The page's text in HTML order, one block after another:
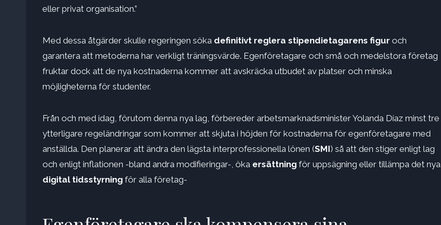
eller privat organisation.”
Med dessa åtgärder skulle regeringen söka definitivt reglera stipendietagarens figur och
garantera att metoderna har verkligt träningsvärde. Egenföretagare och små och medelstora företag
fruktar dock att de nya kostnaderna kommer att avskräcka utbudet av platser och minska
möjligheterna för studenter.
Från och med idag, förutom denna nya lag, förbereder arbetsmarknadsminister Yolanda Díaz minst tre
ytterligare regeländringar som kommer att skjuta i höjden för kostnaderna för egenföretagare med
anställda. Den planerar att ändra den lägsta interprofessionella lönen (SMI) så att den stiger enligt lag
och enligt inflationen -bland andra modifieringar-, öka ersättning för uppsägning eller tillämpa det nya
digital tidsstyrning för alla företag-